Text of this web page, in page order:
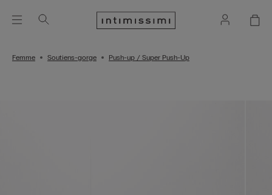
Femme Soutiens-gorge Push-up / Super Push-Up